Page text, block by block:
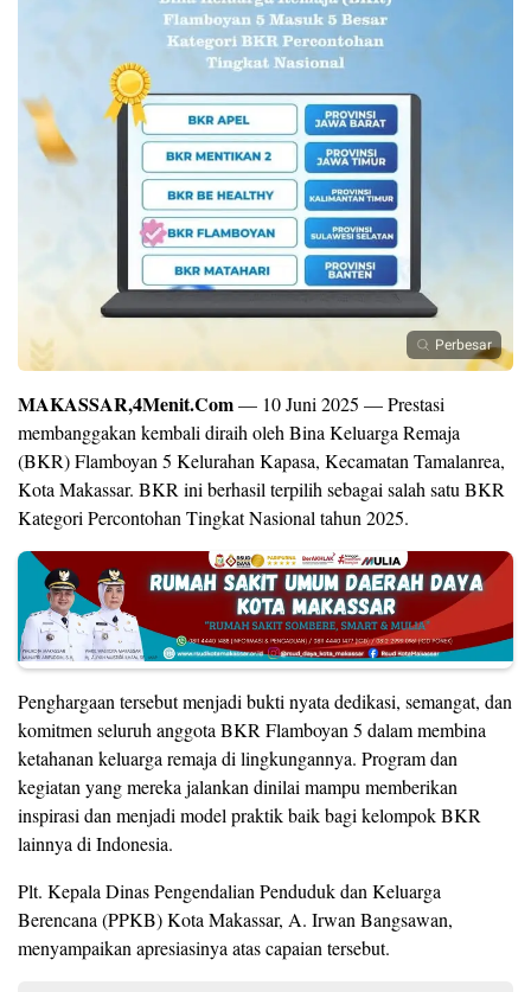
Perbesar
MAKASSAR,4Menit.Com— 10 Juni 2025 — Prestasi
membanggakan kembali diraih oleh Bina Keluarga Remaja
(BKR) Flamboyan 5 Kelurahan Kapasa, Kecamatan Tamalanrea,
Kota Makassar. BKR ini berhasil terpilih sebagai salah satu BKR
Kategori Percontohan Tingkat Nasional tahun 2025.
Penghargaan tersebut menjadi bukti nyata dedikasi, semangat, dan
komitmen seluruh anggota BKR Flamboyan 5 dalam membina
ketahanan keluarga remaja di lingkungannya. Program dan
kegiatan yang mereka jalankan dinilai mampu memberikan
inspirasi dan menjadi model praktik baik bagi kelompok BKR
lainnya di Indonesia.
Plt. Kepala Dinas Pengendalian Penduduk dan Keluarga
Berencana (PPKB) Kota Makassar, A. Irwan Bangsawan,
menyampaikan apresiasinya atas capaian tersebut.